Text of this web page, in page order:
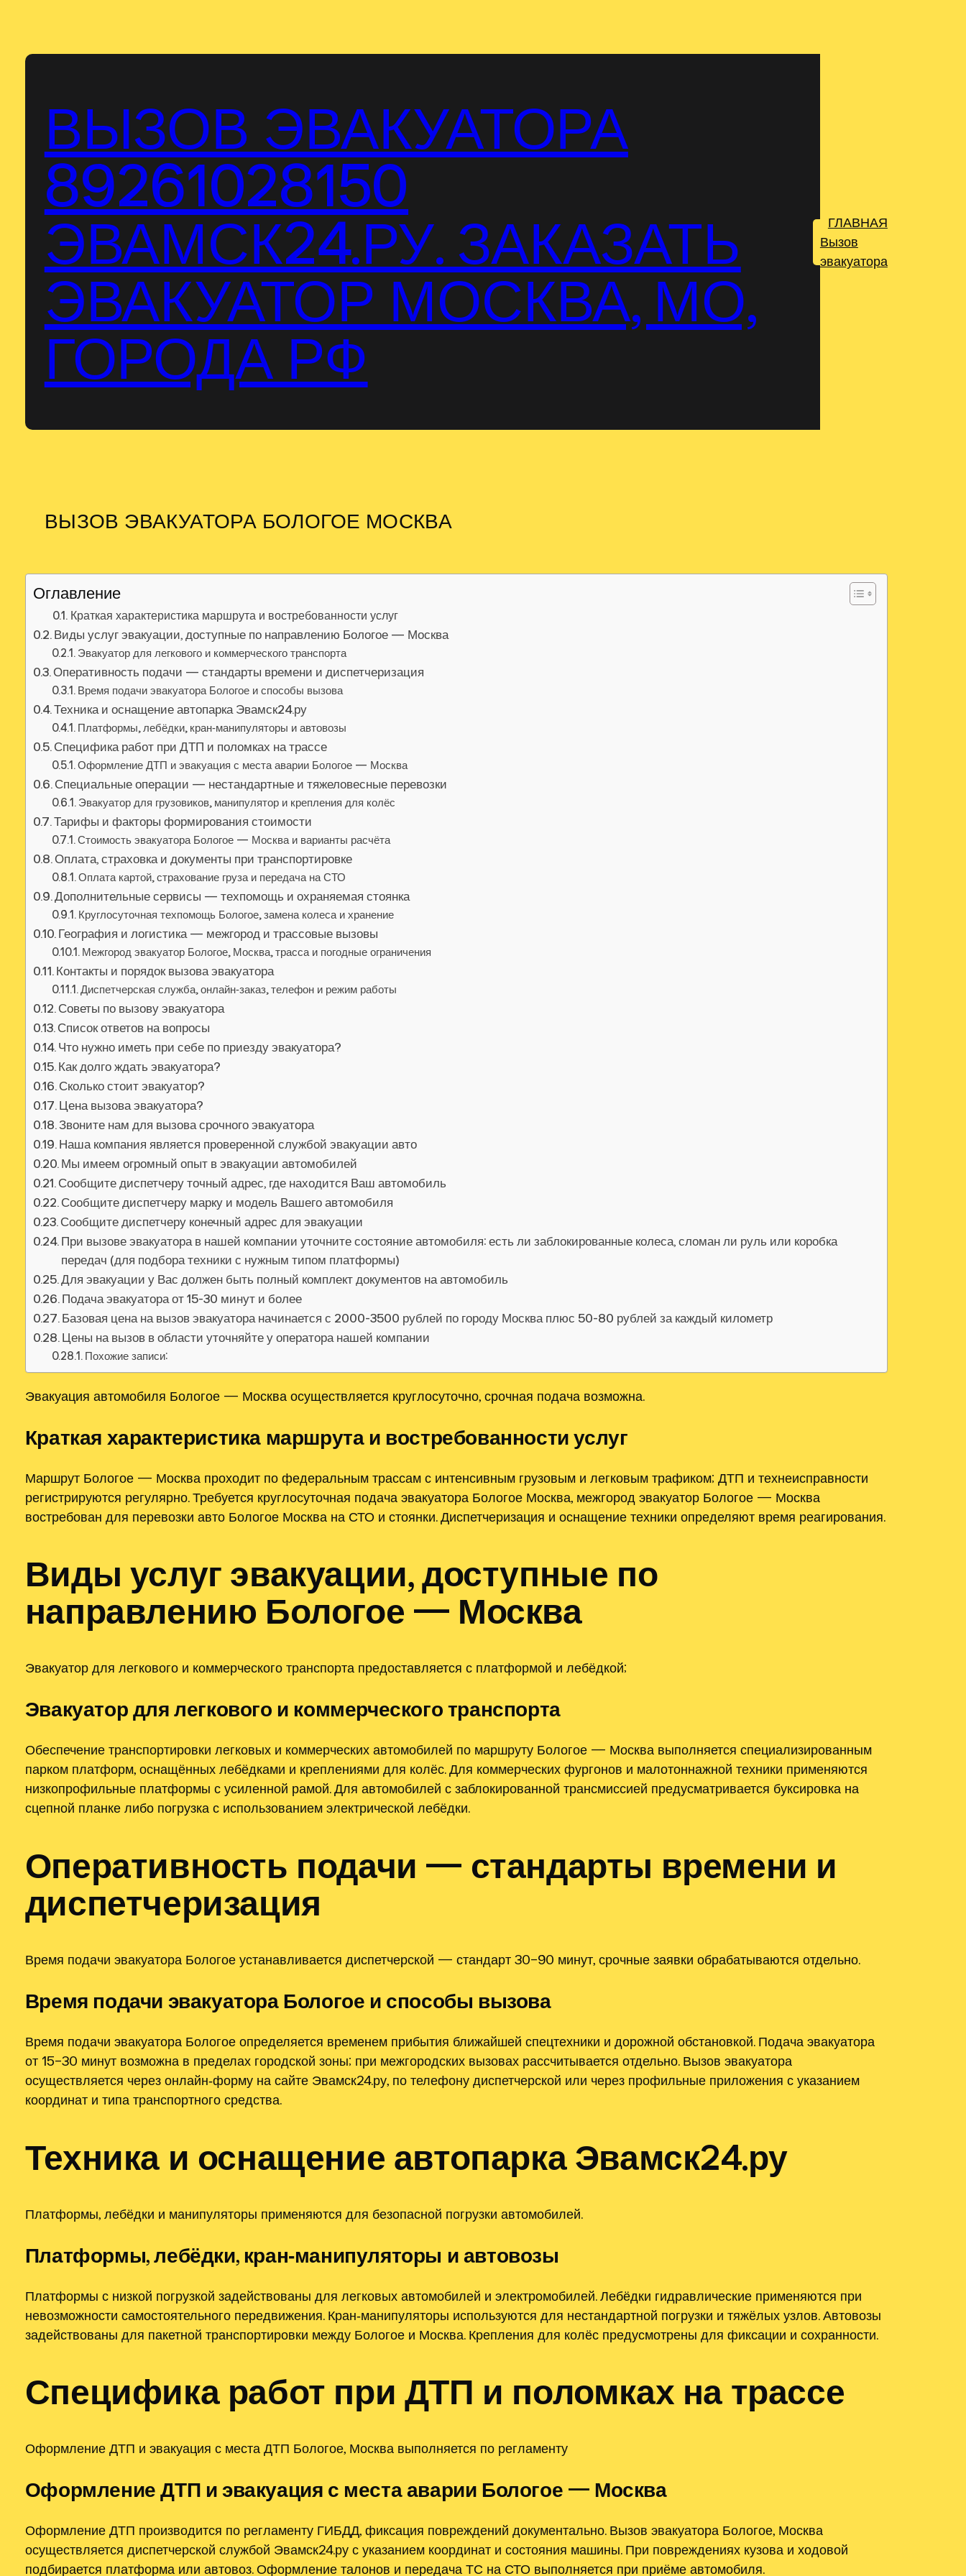
содержимому
ВЫЗОВ ЭВАКУАТОРА
89261028150
ЭВАМСК24.РУ. ЗАКАЗАТЬ
ЭВАКУАТОР МОСКВА, МО,
ГОРОДА РФ
ГЛАВНАЯ
Вызов
эвакуатора
ВЫЗОВ ЭВАКУАТОРА БОЛОГОЕ МОСКВА
Оглавление
Краткая характеристика маршрута и востребованности услуг
Виды услуг эвакуации, доступные по направлению Бологое — Москва
Эвакуатор для легкового и коммерческого транспорта
Оперативность подачи — стандарты времени и диспетчеризация
Время подачи эвакуатора Бологое и способы вызова
Техника и оснащение автопарка Эвамск24.ру
Платформы, лебёдки, кран‑манипуляторы и автовозы
Специфика работ при ДТП и поломках на трассе
Оформление ДТП и эвакуация с места аварии Бологое — Москва
Специальные операции — нестандартные и тяжеловесные перевозки
Эвакуатор для грузовиков, манипулятор и крепления для колёс
Тарифы и факторы формирования стоимости
Стоимость эвакуатора Бологое — Москва и варианты расчёта
Оплата, страховка и документы при транспортировке
Оплата картой, страхование груза и передача на СТО
Дополнительные сервисы — техпомощь и охраняемая стоянка
Круглосуточная техпомощь Бологое, замена колеса и хранение
География и логистика — межгород и трассовые вызовы
Межгород эвакуатор Бологое, Москва, трасса и погодные ограничения
Контакты и порядок вызова эвакуатора
Диспетчерская служба, онлайн‑заказ, телефон и режим работы
Советы по вызову эвакуатора
Список ответов на вопросы
Что нужно иметь при себе по приезду эвакуатора?
Как долго ждать эвакуатора?
Сколько стоит эвакуатор?
Цена вызова эвакуатора?
Звоните нам для вызова срочного эвакуатора
Наша компания является проверенной службой эвакуации авто
Мы имеем огромный опыт в эвакуации автомобилей
Сообщите диспетчеру точный адрес, где находится Ваш автомобиль
Сообщите диспетчеру марку и модель Вашего автомобиля
Сообщите диспетчеру конечный адрес для эвакуации
При вызове эвакуатора в нашей компании уточните состояние автомобиля: есть ли заблокированные колеса, сломан ли руль или коробка
передач (для подбора техники с нужным типом платформы)
Для эвакуации у Вас должен быть полный комплект документов на автомобиль
Подача эвакуатора от 15-30 минут и более
Базовая цена на вызов эвакуатора начинается с 2000-3500 рублей по городу Москва плюс 50-80 рублей за каждый километр
Цены на вызов в области уточняйте у оператора нашей компании
Похожие записи:
Эвакуация автомобиля Бологое — Москва осуществляется круглосуточно, срочная подача возможна.
Краткая характеристика маршрута и востребованности услуг
Маршрут Бологое — Москва проходит по федеральным трассам с интенсивным грузовым и легковым трафиком; ДТП и технеисправности
регистрируются регулярно. Требуется круглосуточная подача эвакуатора Бологое Москва, межгород эвакуатор Бологое — Москва
востребован для перевозки авто Бологое Москва на СТО и стоянки. Диспетчеризация и оснащение техники определяют время реагирования.
Виды услуг эвакуации, доступные по
направлению Бологое — Москва
Эвакуатор для легкового и коммерческого транспорта предоставляется с платформой и лебёдкой;
Эвакуатор для легкового и коммерческого транспорта
Обеспечение транспортировки легковых и коммерческих автомобилей по маршруту Бологое — Москва выполняется специализированным
парком платформ, оснащённых лебёдками и креплениями для колёс. Для коммерческих фургонов и малотоннажной техники применяются
низкопрофильные платформы с усиленной рамой. Для автомобилей с заблокированной трансмиссией предусматривается буксировка на
сцепной планке либо погрузка с использованием электрической лебёдки.
Оперативность подачи — стандарты времени и
диспетчеризация
Время подачи эвакуатора Бологое устанавливается диспетчерской — стандарт 30–90 минут, срочные заявки обрабатываются отдельно.
Время подачи эвакуатора Бологое и способы вызова
Время подачи эвакуатора Бологое определяется временем прибытия ближайшей спецтехники и дорожной обстановкой. Подача эвакуатора
от 15–30 минут возможна в пределах городской зоны; при межгородских вызовах рассчитывается отдельно. Вызов эвакуатора
осуществляется через онлайн‑форму на сайте Эвамск24.ру, по телефону диспетчерской или через профильные приложения с указанием
координат и типа транспортного средства.
Техника и оснащение автопарка Эвамск24.ру
Платформы, лебёдки и манипуляторы применяются для безопасной погрузки автомобилей.
Платформы, лебёдки, кран‑манипуляторы и автовозы
Платформы с низкой погрузкой задействованы для легковых автомобилей и электромобилей. Лебёдки гидравлические применяются при
невозможности самостоятельного передвижения. Кран‑манипуляторы используются для нестандартной погрузки и тяжёлых узлов. Автовозы
задействованы для пакетной транспортировки между Бологое и Москва. Крепления для колёс предусмотрены для фиксации и сохранности.
Специфика работ при ДТП и поломках на трассе
Оформление ДТП и эвакуация с места ДТП Бологое, Москва выполняется по регламенту
Оформление ДТП и эвакуация с места аварии Бологое — Москва
Оформление ДТП производится по регламенту ГИБДД, фиксация повреждений документально. Вызов эвакуатора Бологое, Москва
осуществляется диспетчерской службой Эвамск24.ру с указанием координат и состояния машины. При повреждениях кузова и ходовой
подбирается платформа или автовоз. Оформление талонов и передача ТС на СТО выполняется при приёме автомобиля.